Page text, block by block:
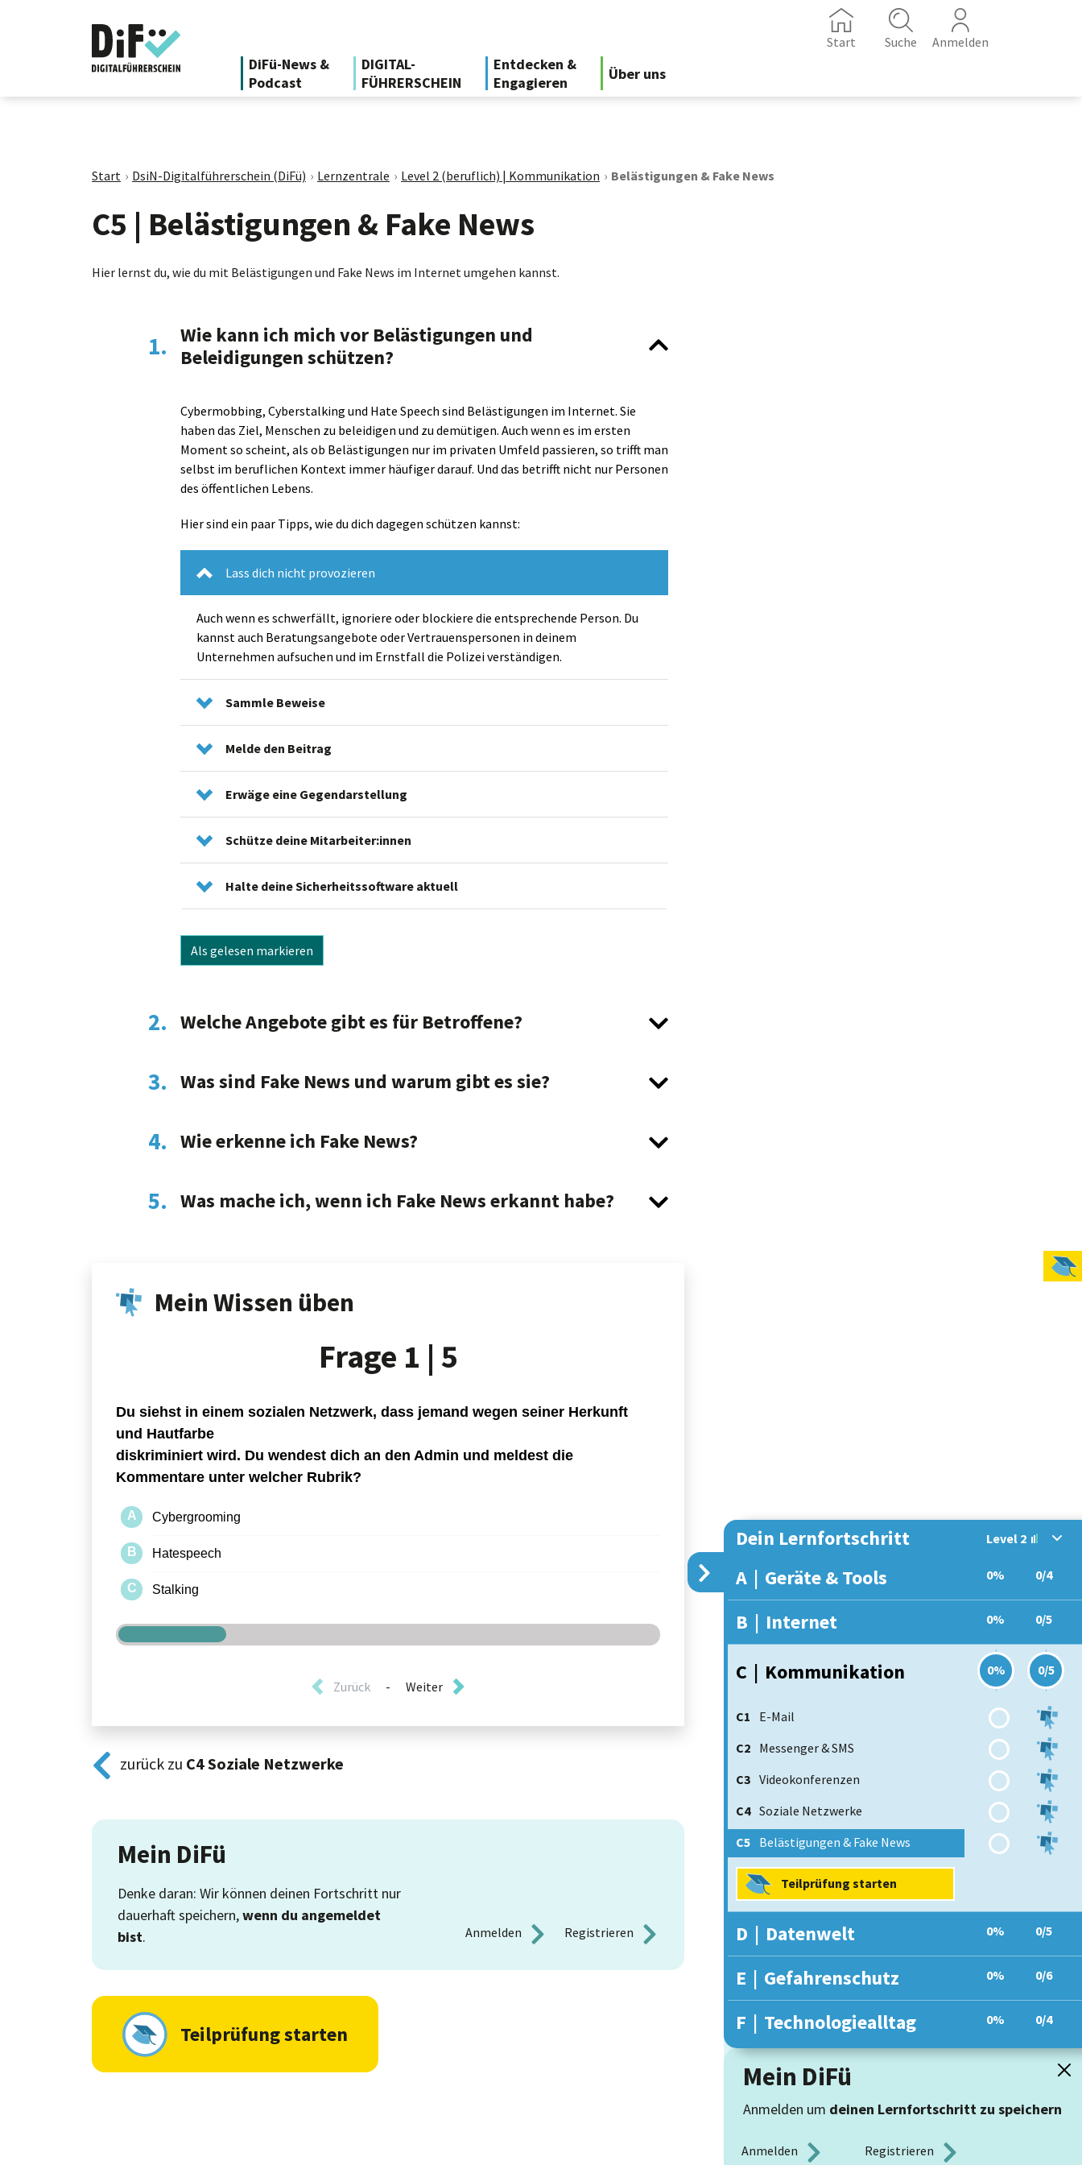
DiFü-News &
Podcast
DIGITAL-
FÜHRERSCHEIN
Entdecken &
Engagieren
Über uns
Start Suche Anmelden
Start DsiN-Digitalführerschein (DiFü) Lernzentrale Level 2 (beruflich) | Kommunikation Belästigungen & Fake News
C5 | Belästigungen & Fake News
Hier lernst du, wie du mit Belästigungen und Fake News im Internet umgehen kannst.
1. Wie kann ich mich vor Belästigungen und
Beleidigungen schützen?
Cybermobbing, Cyberstalking und Hate Speech sind Belästigungen im Internet. Sie
haben das Ziel, Menschen zu beleidigen und zu demütigen. Auch wenn es im ersten
Moment so scheint, als ob Belästigungen nur im privaten Umfeld passieren, so trifft man
selbst im beruflichen Kontext immer häufiger darauf. Und das betrifft nicht nur Personen
des öffentlichen Lebens.
Hier sind ein paar Tipps, wie du dich dagegen schützen kannst:
Lass dich nicht provozieren
Auch wenn es schwerfällt, ignoriere oder blockiere die entsprechende Person. Du
kannst auch Beratungsangebote oder Vertrauenspersonen in deinem
Unternehmen aufsuchen und im Ernstfall die Polizei verständigen.
Sammle Beweise
Melde den Beitrag
Erwäge eine Gegendarstellung
Schütze deine Mitarbeiter:innen
Halte deine Sicherheitssoftware aktuell
Als gelesen markieren
2. Welche Angebote gibt es für Betroffene?
3. Was sind Fake News und warum gibt es sie?
4. Wie erkenne ich Fake News?
5. Was mache ich, wenn ich Fake News erkannt habe?
Mein Wissen üben
Frage 1 | 5
Zurück - Weiter
zurück zu C4Soziale Netzwerke
Mein DiFü
Denke daran: Wir können deinen Fortschritt nur
dauerhaft speichern,wenn du angemeldet
bist. Anmelden Registrieren
Teilprüfung starten
Dein Lernfortschritt Level 2
A | Geräte & Tools 0% 0/4
B | Internet 0% 0/5
C | Kommunikation 0% 0/5
C1
E-Mail
C2 Messenger & SMS
C3 Videokonferenzen
C4 Soziale Netzwerke
C5 Belästigungen & Fake News
Teilprüfung starten
D | Datenwelt 0% 0/5
E | Gefahrenschutz 0% 0/6
F | Technologiealltag 0% 0/4
Mein DiFü
Anmelden um deinen Lernfortschritt zu speichern
Anmelden Registrieren